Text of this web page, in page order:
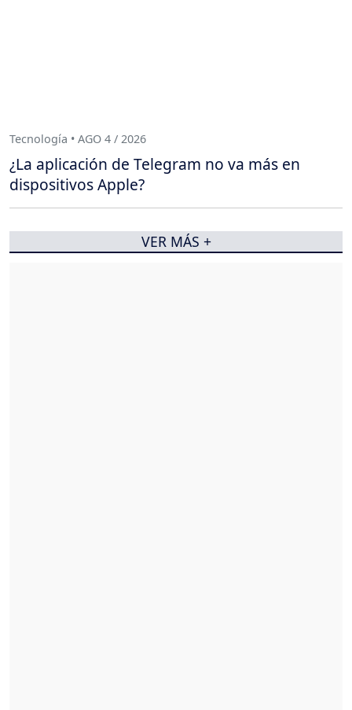
Tecnología • AGO 4 / 2026
¿La aplicación de Telegram no va más en
dispositivos Apple?
VER MÁS +